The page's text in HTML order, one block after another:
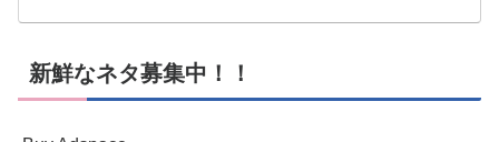
新鮮なネタ募集中！！